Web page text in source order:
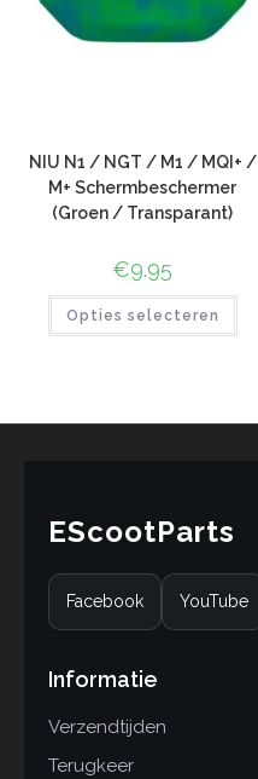
NIU N1 / NGT / M1 / MQI+ /
M+ Schermbeschermer
(Groen / Transparant)
€9.95
Opties selecteren
EScootParts
Facebook YouTube
Informatie
Verzendtijden
Terugkeer